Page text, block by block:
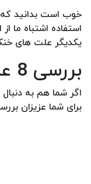
خوب است بدانید که
استفاده اشتباه ما
یکدیگر علت های
بررسی 8 علت خنک نکردن ساید بای ساید سامسونگ
اگر شما هم به
برای شما عزیزان